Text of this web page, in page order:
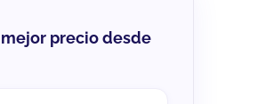
precio desde